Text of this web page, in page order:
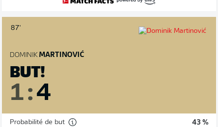
87'
DOMINIK MARTINOVIĆ
BUT!
1 :4
Probabilité de but 43 %